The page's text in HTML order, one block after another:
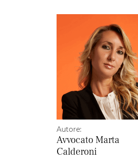
Autore:
AvvocatoMarta
Calderoni